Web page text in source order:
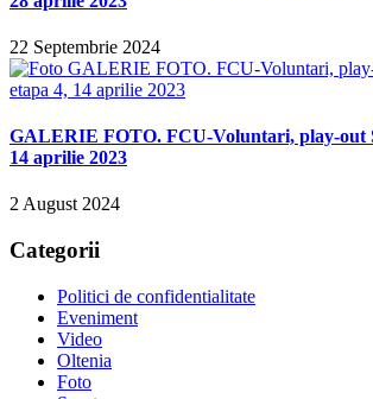
22 Septembrie 2024
GALERIE FOTO. FCU-Voluntari, play-out
14 aprilie 2023
2 August 2024
Categorii
Politici de confidentialitate
Eveniment
Video
Oltenia
Foto